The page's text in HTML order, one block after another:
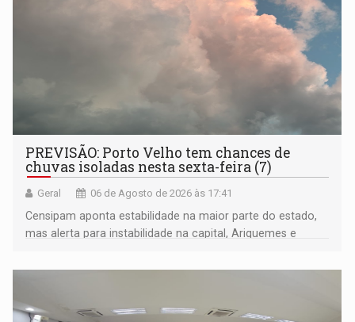
PREVISÃO: Porto Velho tem chances de
chuvas isoladas nesta sexta-feira (7)
Geral 06 de Agosto de 2026 às 17:41
Censipam aponta estabilidade na maior parte do estado,
mas alerta para instabilidade na capital, Ariquemes e